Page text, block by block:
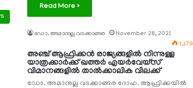
Read More »
ഡോ. അമാനുല്ല വടക്കാങ്ങര
November 28, 2021
1,179
അഞ്ച് ആഫ്രിക്കന്‍ രാജ്യങ്ങളില്‍ നിന്നുള്ള
യാത്രക്കാര്‍ക്ക് ഖത്തര്‍ എയര്‍വേയ്‌സ്
വിമാനങ്ങളില്‍ താല്‍ക്കാലിക വിലക്ക്
ഡോ. അമാനുല്ല വടക്കാങ്ങര ദോഹ. ആഫ്രിക്കയില്‍